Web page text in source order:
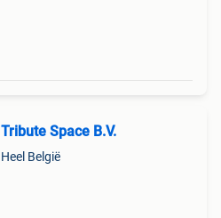
Tribute Space B.V.
Heel België